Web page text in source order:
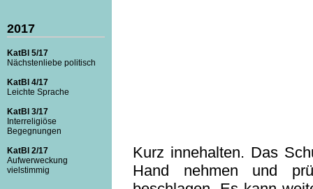
2017
KatBl 5/17
Nächstenliebe politisch
KatBl 4/17
Leichte Sprache
KatBl 3/17
Interreligiöse
Begegnungen
KatBl 2/17
Aufwerweckung
vielstimmig
Kurz innehalten. Das
Hand nehmen und